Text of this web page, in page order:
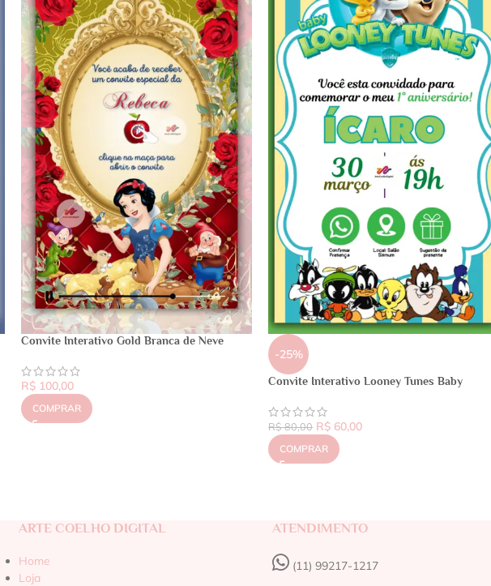
Convite Interativo Gold Branca de Neve
R$100,00
COMPRAR
-25%
Convite Interativo Looney Tunes Baby
R$80,00 R$ 60,00
COMPRAR
ARTE COELHO DIGITAL
Home
Loja
ATENDIMENTO
(11) 99217-1217‬